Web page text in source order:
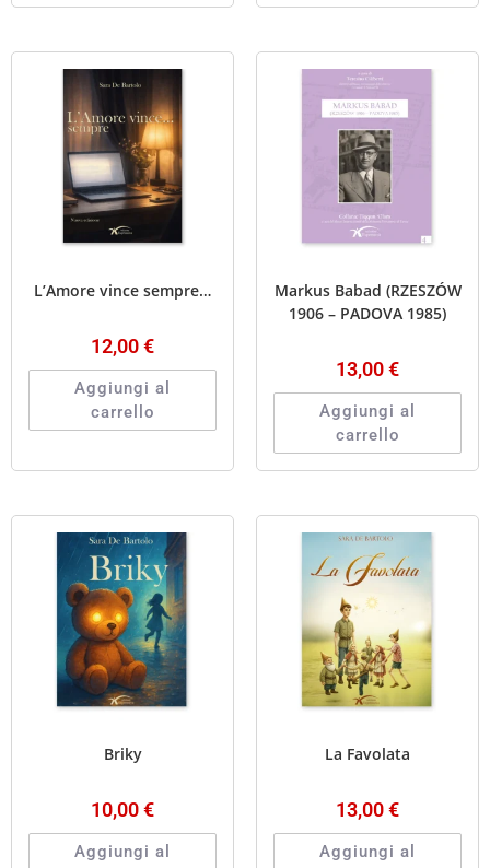
L’Amore vince sempre…
12,00€
Aggiungi al
carrello
Markus Babad (RZESZÓW
1906 – PADOVA 1985)
13,00€
Aggiungi al
carrello
Briky
10,00€
Aggiungi al
La Favolata
13,00€
Aggiungi al